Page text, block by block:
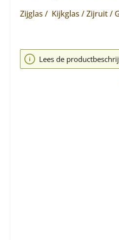
Zijglas / Kijkglas / Zijruit /
Afbeeldingengalerij
Lees de